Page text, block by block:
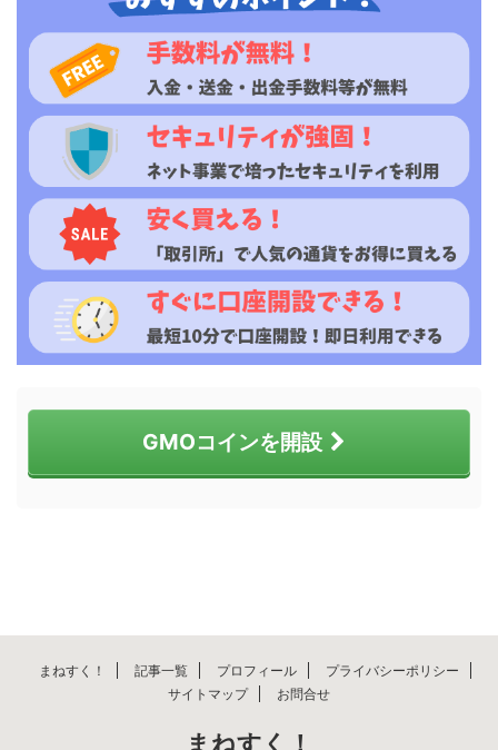
GMOコインを開設
まねすく！ 記事一覧 プロフィール
プライバシーポリシー
サイトマップ
お問合せ
まねすく！